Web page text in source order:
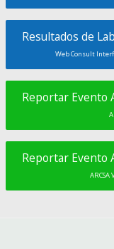
Resultados de
Web Consult
Reportar Evento
Reportar Evento
ARCSA